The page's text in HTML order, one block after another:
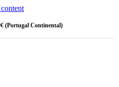
(Portugal Continental)